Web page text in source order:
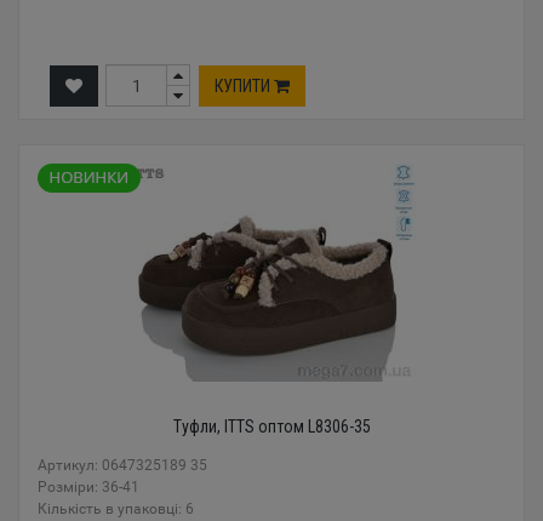
КУПИТИ
Туфли, ITTS оптом L8306-35
Артикул: 0647325189 35
Розміри: 36-41
Кількість в упаковці: 6